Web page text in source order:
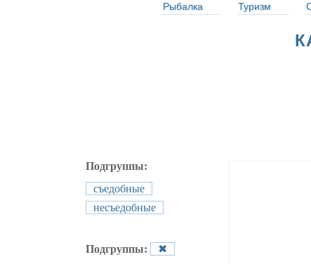
Рыбалка Туризм
Подгруппы:
съедобные
несъедобные
Подгруппы:
✖